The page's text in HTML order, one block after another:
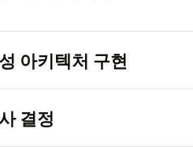
아키텍처 구현
결정